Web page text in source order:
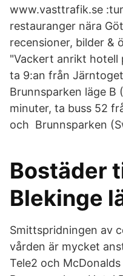
www.vasttrafik.se
restauranger nära
recensioner, bilder &
"Vackert anrikt hotell
ta 9:an från
Brunnsparken läge B
minuter, ta buss 52
och Brunnsparken
Bostäder
Blekinge
Smittspridningen av
vården är mycket
Tele2 och